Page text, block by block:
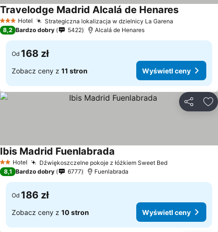
3 Kategoria
Hotel Strategiczna lokalizacja w dzielnicy La Garena
Travelodge Madrid Alcalá de HenaresWyświetl
8,2 Bardzo dobry 5422 Alcalá de Henares
Od 168 zł
Zobacz ceny z 11 stron Wyświetl ceny
2 Kategoria
Hotel Dźwiękoszczelne pokoje z łóżkiem Sweet BedWyświetl
Ibis Madrid Fuenlabrada
8,1 Bardzo dobry 6777 Fuenlabrada
Od 186 zł
Zobacz ceny z 10 stron Wyświetl ceny